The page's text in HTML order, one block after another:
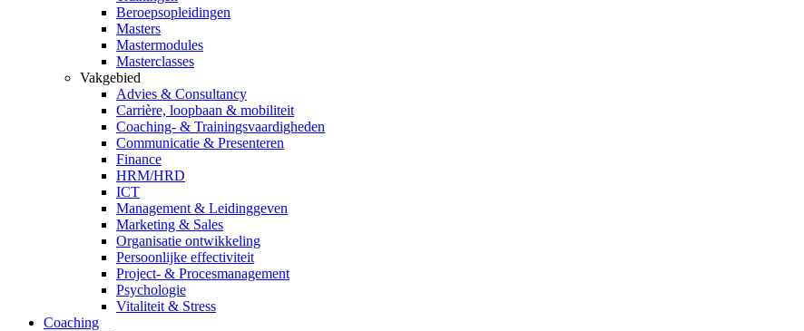
Beroepsopleidingen
Masters
Mastermodules
Masterclasses
Vakgebied
Advies & Consultancy
Carrière, loopbaan & mobiliteit
Coaching- & Trainingsvaardigheden
Communicatie & Presenteren
Finance
HRM/HRD
ICT
Management & Leidinggeven
Marketing & Sales
Organisatie ontwikkeling
Persoonlijke effectiviteit
Project- & Procesmanagement
Psychologie
Vitaliteit & Stress
Coaching